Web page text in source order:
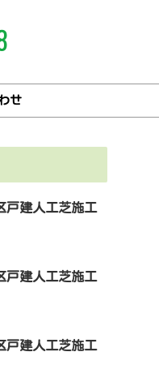
せ
戸建人工芝施工
戸建人工芝施工
戸建人工芝施工